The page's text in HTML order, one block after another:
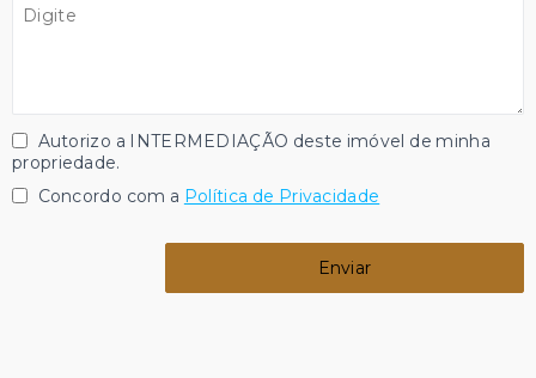
Autorizo a INTERMEDIAÇÃO deste imóvel de minha
propriedade.
Concordo com a Política de Privacidade
Enviar